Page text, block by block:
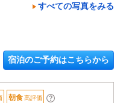
すべての写真をみる
宿泊のご予約はこちらから
朝食高評価